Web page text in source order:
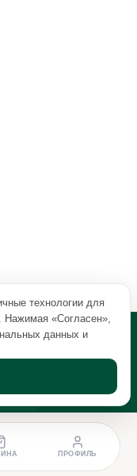
ПРОФИЛЬ
технологии для
Нажимая «Согласен»,
данных и